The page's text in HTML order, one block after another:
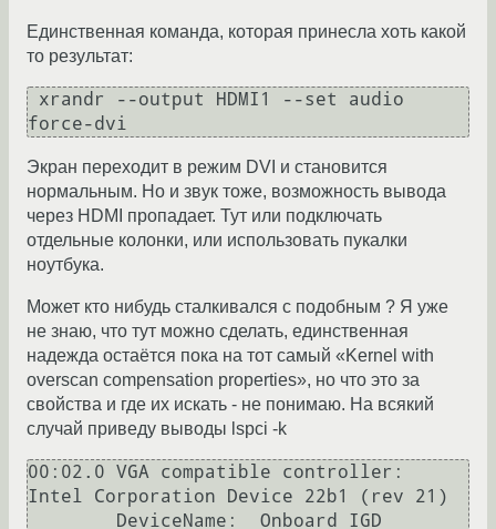
Единственная команда, которая принесла хоть какой
то результат:
force-dvi
Экран переходит в режим DVI и становится
нормальным. Но и звук тоже, возможность вывода
через HDMI пропадает. Тут или подключать
отдельные колонки, или использовать пукалки
ноутбука.
Может кто нибудь сталкивался с подобным ? Я уже
не знаю, что тут можно сделать, единственная
надежда остаётся пока на тот самый «Kernel with
overscan compensation properties», но что это за
свойства и где их искать - не понимаю. На всякий
случай приведу выводы lspci -k
00:02.0 VGA compatible controller:
Intel Corporation Device 22b1 (rev 21)